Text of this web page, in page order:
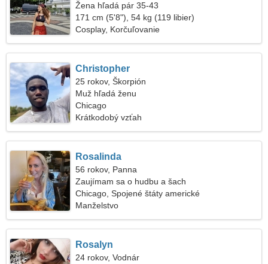
Žena hľadá pár 35-43
171 cm (5'8"), 54 kg (119 libier)
Cosplay, Korčuľovanie
Christopher
25 rokov, Škorpión
Muž hľadá ženu
Chicago
Krátkodobý vzťah
Rosalinda
56 rokov, Panna
Zaujímam sa o hudbu a šach
Chicago, Spojené štáty americké
Manželstvo
Rosalyn
24 rokov, Vodnár